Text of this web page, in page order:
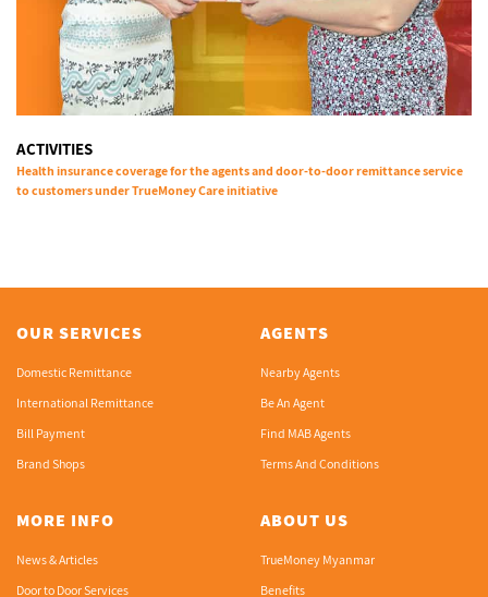
ACTIVITIES
Health insurance coverage for the agents and door-to-door remittance service
to customers under TrueMoney Care initiative
OUR SERVICES
Domestic Remittance
International Remittance
Bill Payment
Brand Shops
AGENTS
Nearby Agents
Be An Agent
Find MAB Agents
Terms And Conditions
MORE INFO
News & Articles
Door to Door Services
ABOUT US
TrueMoney Myanmar
Benefits